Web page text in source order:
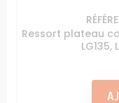
Ressort plateau
LG135,